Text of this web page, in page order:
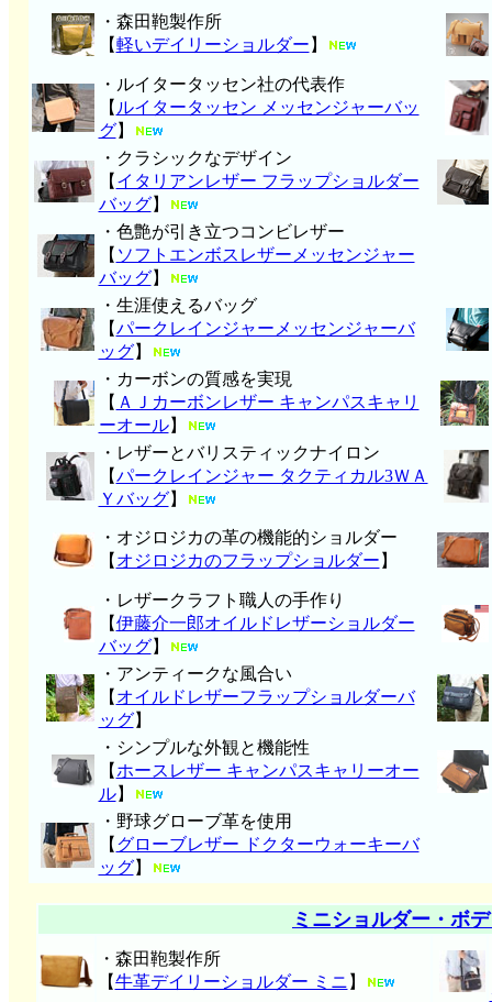
・森田鞄製作所
【軽いデイリーショルダー 】
・ルイタータッセン社の代表作
【 ルイタータッセン メッセンジャーバッ
グ】
・クラシックなデザイン
【 イタリアンレザー フラップショルダー
バッグ】
・色艶が引き立つコンビレザー
【 ソフトエンボスレザーメッセンジャー
バッグ】
・生涯使えるバッグ
【パークレインジャーメッセンジャーバ
ッグ】
・カーボンの質感を実現
【 ＡＪカーボンレザー キャンパスキャリ
ーオール】
・レザーとバリスティックナイロン
【パークレインジャー タクティカル3ＷＡ
Ｙバッグ】
・オジロジカの革の機能的ショルダー
【 オジロジカのフラップショルダー 】
・レザークラフト職人の手作り
【伊藤介一郎オイルドレザーショルダー
バッグ】
・アンティークな風合い
【 オイルドレザーフラップショルダーバ
ッグ】
・シンプルな外観と機能性
【 ホースレザー キャンパスキャリーオー
ル】
・野球グローブ革を使用
【 グローブレザー ドクターウォーキーバ
ッグ】
ミニショルダー・ボ
・森田鞄製作所
【牛革デイリーショルダー ミニ 】